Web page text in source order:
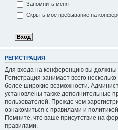
Запомнить меня
Скрыть моё пребывание на
РЕГИСТРАЦИЯ
Для входа на конференцию вы должны
Регистрация занимает всего
более широкие возможности.
установлены также дополнительные
пользователей. Прежде чем
ознакомиться с правилами и
Помните, что ваше присутствие на
правилами.